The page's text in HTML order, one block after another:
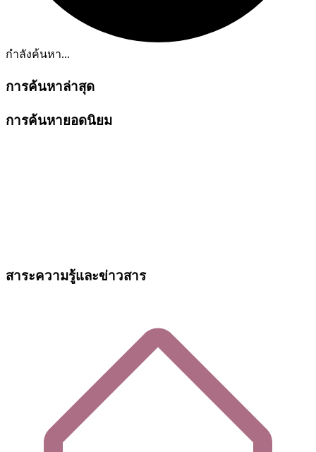
กำลังค้นหา...
การค้นหาล่าสุด
การค้นหายอดนิยม
สาระความรู้และข่าวสาร